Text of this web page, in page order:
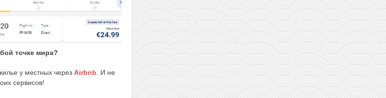
точке мира?
у местных через Airbnb. И не
сервисов!